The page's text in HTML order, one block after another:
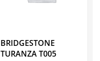
BRIDGESTONE
TURANZA T005